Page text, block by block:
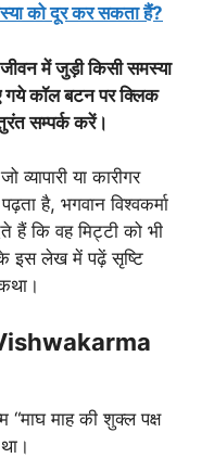
को दूर कर सकता हैं?
में जुड़ी किसी समस्या
गये कॉल बटन पर क्लिक
सम्पर्क करें।
या कारीगर
है, भगवान विश्वकर्मा
हैं कि वह मिट्टी को भी
इस लेख में पढ़ें सृष्टि
(Vishwakarma
“माघ माह की शुक्ल पक्ष